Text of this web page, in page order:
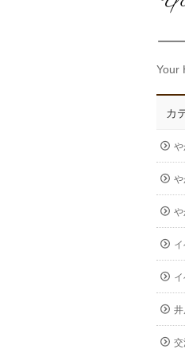
Your
カ
や
や